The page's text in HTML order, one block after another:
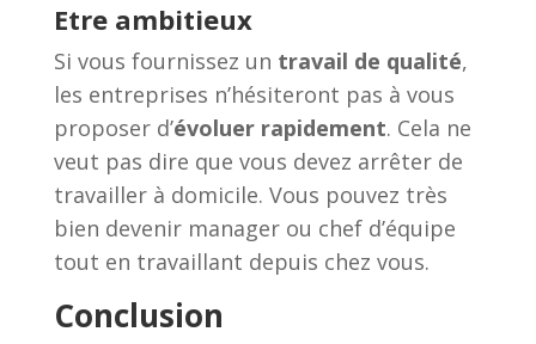
Etre ambitieux
Si vous fournissez un travail de qualité,
les entreprises n’hésiteront pas à vous
proposer d’évoluer rapidement. Cela ne
veut pas dire que vous devez arrêter de
travailler à domicile. Vous pouvez très
bien devenir manager ou chef d’équipe
tout en travaillant depuis chez vous.
Conclusion